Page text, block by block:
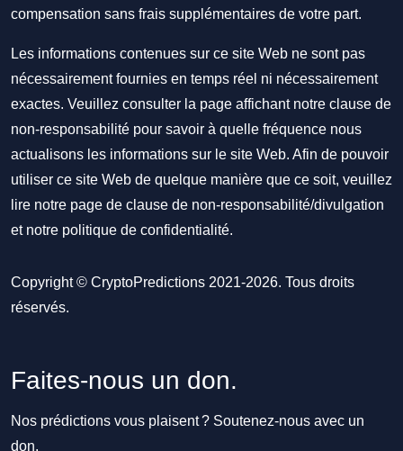
compensation sans frais supplémentaires de votre part.
Les informations contenues sur ce site Web ne sont pas
nécessairement fournies en temps réel ni nécessairement
exactes. Veuillez consulter la page affichant notre clause de
non-responsabilité pour savoir à quelle fréquence nous
actualisons les informations sur le site Web. Afin de pouvoir
utiliser ce site Web de quelque manière que ce soit, veuillez
lire notre page de clause de non-responsabilité/divulgation
et notre politique de confidentialité.
Copyright © CryptoPredictions 2021-2026. Tous droits
réservés.
Faites-nous un don.
Nos prédictions vous plaisent ? Soutenez-nous avec un
don.